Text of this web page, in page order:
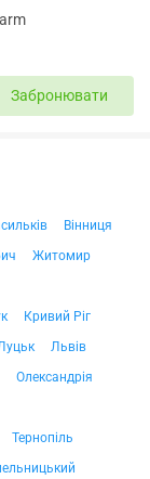
Забронювати
Вінниця
Житомир
Кривий Ріг
Львів
Олександрія
Тернопіль